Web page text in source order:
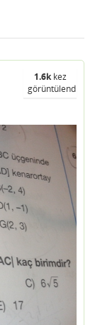
1.6kkez
görüntülendi